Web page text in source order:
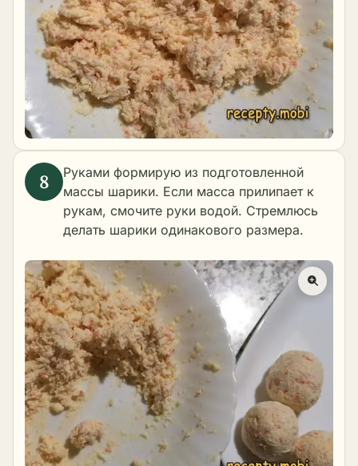
Руками формирую из подготовленной
массы шарики. Если масса прилипает к
рукам, смочите руки водой. Стремлюсь
делать шарики одинакового размера.